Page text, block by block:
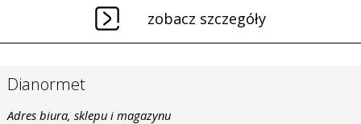
zobacz szczegóły
Dianormet
Adres biura, sklepu i magazynu